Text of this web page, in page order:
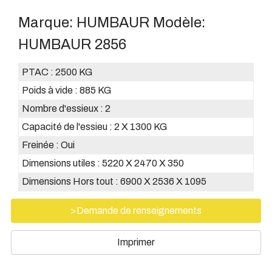
Marque: HUMBAUR Modèle:
HUMBAUR 2856
PTAC : 2500 KG
Poids à vide : 885 KG
Nombre d'essieux : 2
Capacité de l'essieu : 2 X 1300 KG
Freinée : Oui
Dimensions utiles : 5220 X 2470 X 350
Dimensions Hors tout : 6900 X 2536 X 1095
>Demande de renseignements
Imprimer